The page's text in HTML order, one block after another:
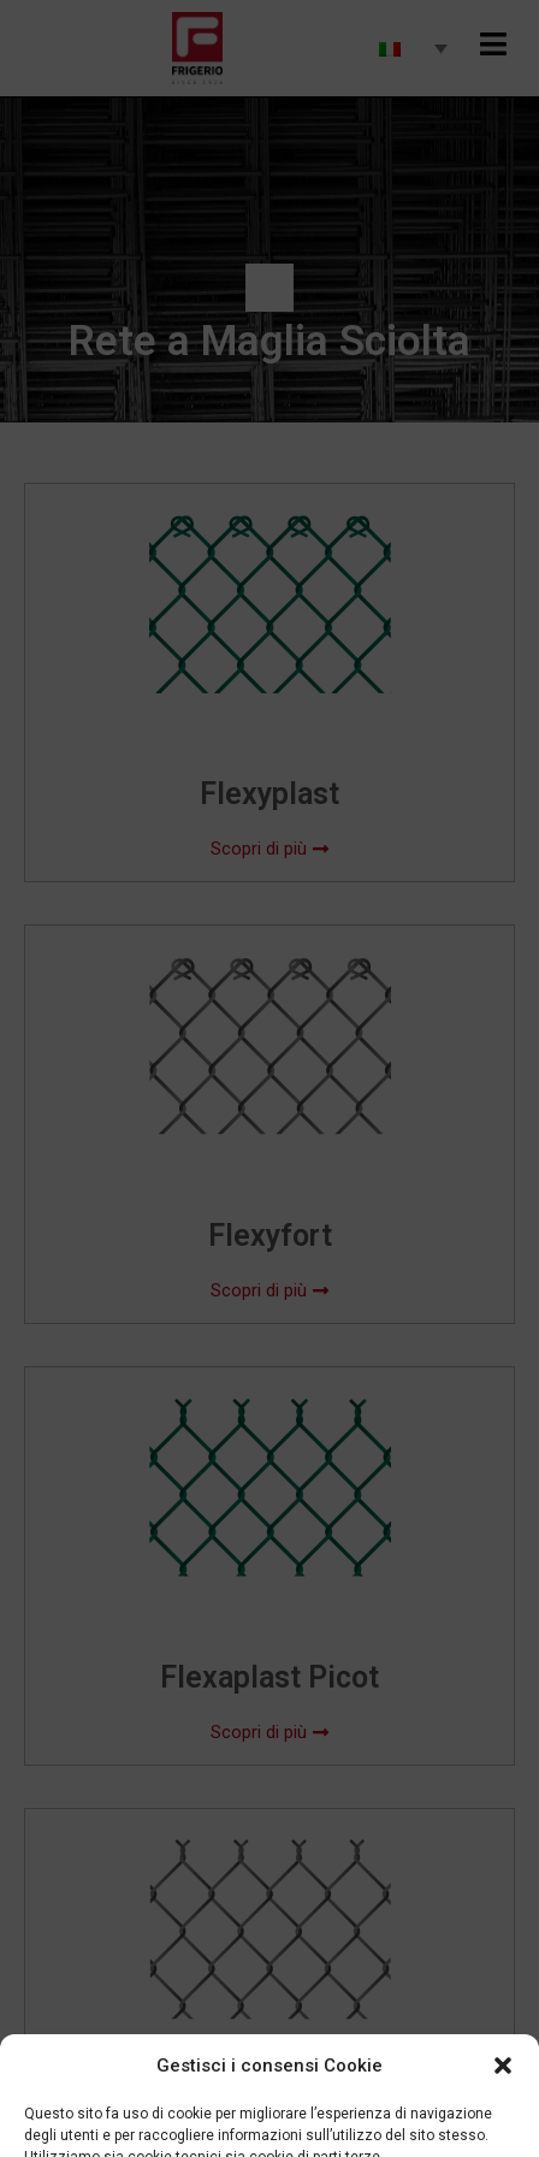
Gestisci i consensi Cookie
Questo sito fa uso di cookie per migliorare l’esperienza di navigazione
degli utenti e per raccogliere informazioni sull’utilizzo del sito stesso.
Rete a Maglia Sciolta
Flexyplast
Scopri di più
Flexyfort
Scopri di più
Flexaplast Picot
Scopri di più
Flexafort Picot